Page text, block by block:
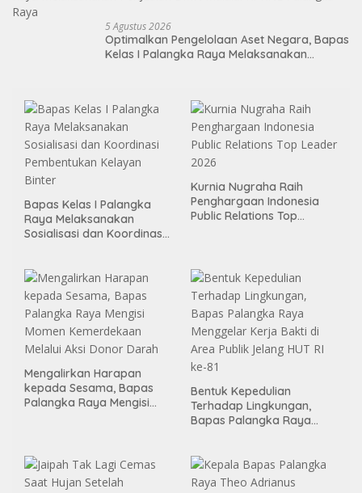
5 Agustus 2026
Optimalkan Pengelolaan Aset Negara, Bapas
Kelas I Palangka Raya Melaksanakan
Bapas Kelas I Palangka
Raya Melaksanakan
Sosialisasi dan Koordinasi
Kurnia Nugraha Raih
Penghargaan Indonesia
Public Relations Top
Mengalirkan Harapan
kepada Sesama, Bapas
Palangka Raya Mengisi
Bentuk Kepedulian
Terhadap Lingkungan,
Bapas Palangka Raya
ke-81